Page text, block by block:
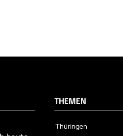
THEMEN
Thüringen